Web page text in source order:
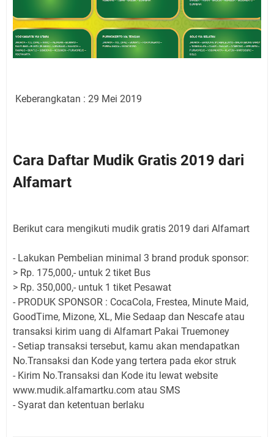
Keberangkatan : 29 Mei 2019
Cara Daftar Mudik Gratis 2019 dari
Alfamart
Berikut cara mengikuti mudik gratis 2019 dari Alfamart
- Lakukan Pembelian minimal 3 brand produk sponsor:
> Rp. 175,000,- untuk 2 tiket Bus
> Rp. 350,000,- untuk 1 tiket Pesawat
- PRODUK SPONSOR : CocaCola, Frestea, Minute Maid,
GoodTime, Mizone, XL, Mie Sedaap dan Nescafe atau
transaksi kirim uang di Alfamart Pakai Truemoney
- Setiap transaksi tersebut, kamu akan mendapatkan
No.Transaksi dan Kode yang tertera pada ekor struk
- Kirim No.Transaksi dan Kode itu lewat website
www.mudik.alfamartku.com atau SMS
- Syarat dan ketentuan berlaku